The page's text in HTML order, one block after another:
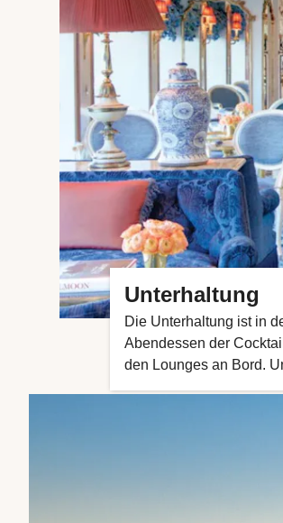
Unterhaltung
Die Unterhaltung ist in
Abendessen der
den Lounges an Bord.